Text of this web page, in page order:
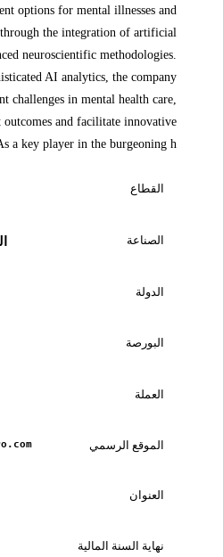
options for mental illnesses and
through the integration of artificial
neuroscientific methodologies.
AI analytics, the company
challenges in mental health care,
outcomes and facilitate innovative
a key player in the burgeoning h...
القطاع
الصناعة
الدولة
البورصة
العملة
الموقع الرسمي
العنوان
نهاية السنة المالية